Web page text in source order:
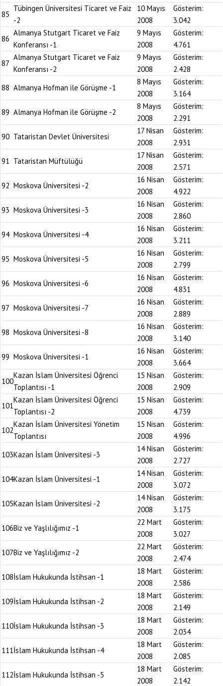
85
Tübingen Üniversitesi Ticaret ve Faiz
-2
10 Mayıs
2008
Gösterim:
3.042
86
Almanya Stutgart Ticaret ve Faiz
Konferansı -1
9 Mayıs
2008
Gösterim:
4.761
87
Almanya Stutgart Ticaret ve Faiz
Konferansı -2
9 Mayıs
2008
Gösterim:
2.428
88 Almanya Hofman ile Görüşme -1
8 Mayıs
2008
Gösterim:
3.164
89 Almanya Hofman ile Görüşme -2
8 Mayıs
2008
Gösterim:
2.291
90 Tataristan Devlet Üniversitesi
17 Nisan
2008
Gösterim:
2.931
91 Tataristan Müftülüğü
17 Nisan
2008
Gösterim:
2.571
92 Moskova Üniversitesi -2
16 Nisan
2008
Gösterim:
4.922
93 Moskova Üniversitesi -3
16 Nisan
2008
Gösterim:
2.860
94 Moskova Üniversitesi -4
16 Nisan
2008
Gösterim:
3.211
95 Moskova Üniversitesi -5
16 Nisan
2008
Gösterim:
2.799
96 Moskova Üniversitesi -6
16 Nisan
2008
Gösterim:
4.831
97 Moskova Üniversitesi -7
16 Nisan
2008
Gösterim:
2.889
98 Moskova Üniversitesi -8
16 Nisan
2008
Gösterim:
3.140
99 Moskova Üniversitesi -1
16 Nisan
2008
Gösterim:
3.664
100
Kazan İslam Üniversitesi Öğrenci
Toplantısı -1
15 Nisan
2008
Gösterim:
2.909
101
Kazan İslam Üniversitesi Öğrenci
Toplantısı -2
15 Nisan
2008
Gösterim:
4.739
102
Kazan İslam Üniversitesi Yönetim
Toplantısı
15 Nisan
2008
Gösterim:
4.996
103Kazan İslam Üniversitesi -3
14 Nisan
2008
Gösterim:
2.727
104Kazan İslam Üniversitesi -1
14 Nisan
2008
Gösterim:
3.072
105Kazan İslam Üniversitesi -2
14 Nisan
2008
Gösterim:
3.175
106Biz ve Yaşlılığımız -1
22 Mart
2008
Gösterim:
3.027
107Biz ve Yaşlılığımız -2
22 Mart
2008
Gösterim:
2.474
108İslam Hukukunda İstihsan -1
18 Mart
2008
Gösterim:
2.586
109İslam Hukukunda İstihsan -2
18 Mart
2008
Gösterim:
2.149
110İslam Hukukunda İstihsan -3
18 Mart
2008
Gösterim:
2.034
111İslam Hukukunda İstihsan -4
18 Mart
2008
Gösterim:
2.085
112İslam Hukukunda İstihsan -5
18 Mart
2008
Gösterim:
2.142